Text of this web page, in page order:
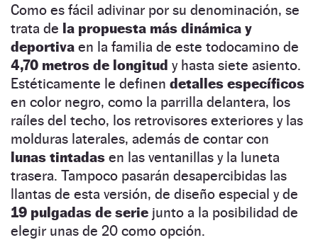
Como es fácil adivinar por su denominación, se
trata de la propuesta más dinámica y
deportiva en la familia de este todocamino de
4,70 metros de longitud y hasta siete asiento.
Estéticamente le definen detalles específicos
en color negro, como la parrilla delantera, los
raíles del techo, los retrovisores exteriores y las
molduras laterales, además de contar con
lunas tintadas en las ventanillas y la luneta
trasera. Tampoco pasarán desapercibidas las
llantas de esta versión, de diseño especial y de
19 pulgadas de serie junto a la posibilidad de
elegir unas de 20 como opción.